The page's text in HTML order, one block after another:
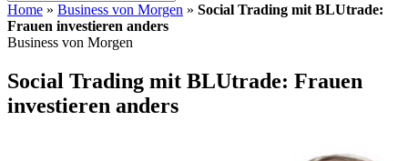
Home » Business von Morgen » Social Trading mit BLUtrade:
Frauen investieren anders
Business von Morgen
Social Trading mit BLUtrade: Frauen
investieren anders